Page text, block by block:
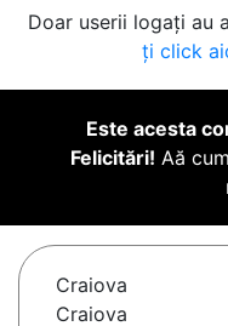
Doar userii logați au
ți click
Este acesta
Felicitări! Aă
Craiova
Craiova